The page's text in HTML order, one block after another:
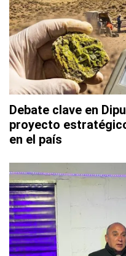
Debate clave en
proyecto
en el país